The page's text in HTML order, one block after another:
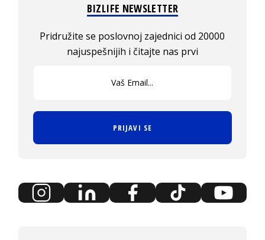
BIZLIFE NEWSLETTER
Pridružite se poslovnoj zajednici od 20000
najuspešnijih i čitajte nas prvi
PRIJAVI SE